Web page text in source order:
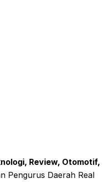
Review, Otomotif,
Pengurus Daerah Real